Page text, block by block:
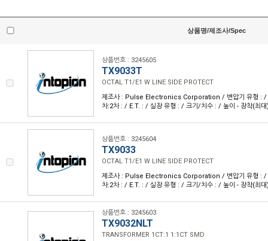
상품명/제조사/Spec
상품번호 : 3245605
TX9033T
OCTAL T1/E1 W LINE SIDE PROTECT
제조사 : Pulse Electronics Corporation / 변압기 유형 : /
차:2차 : / E.T. : / 실장 유형 : / 크기/치수 : / 높이 - 장착(최
상품번호 : 3245604
TX9033
OCTAL T1/E1 W LINE SIDE PROTECT
제조사 : Pulse Electronics Corporation / 변압기 유형 : /
차:2차 : / E.T. : / 실장 유형 : / 크기/치수 : / 높이 - 장착(최
상품번호 : 3245603
TX9032NLT
TRANSFORMER 1CT:1 1:1CT SMD